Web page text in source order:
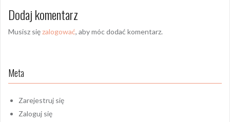
Dodaj komentarz
Musisz sięzalogować, aby móc dodać komentarz.
Meta
Zarejestruj się
Zaloguj się